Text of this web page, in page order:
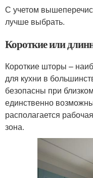
С учетом
лучше выбрать.
Короткие или
Короткие шторы –
для кухни в
безопасны при
единственно
располагается
зона.